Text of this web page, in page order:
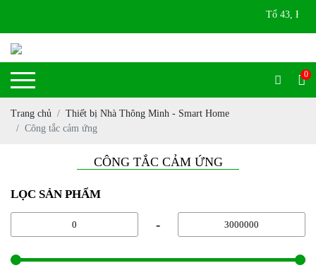
Tổ 43, KP
0
Trang chủ
Thiết bị Nhà Thông Minh - Smart Home
Công tắc cảm ứng
CÔNG TẮC CẢM ỨNG
LỌC SẢN PHẨM
-